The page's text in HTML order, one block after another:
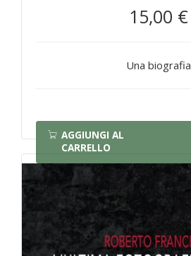
15,00 €
Una biografia
AGGIUNGI AL
CARRELLO